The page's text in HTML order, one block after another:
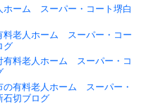
ホーム スーパー・コート堺白
料老人ホーム スーパー・コー
グ
有料老人ホーム スーパー・コ
の有料老人ホーム スーパー・
石切ブログ